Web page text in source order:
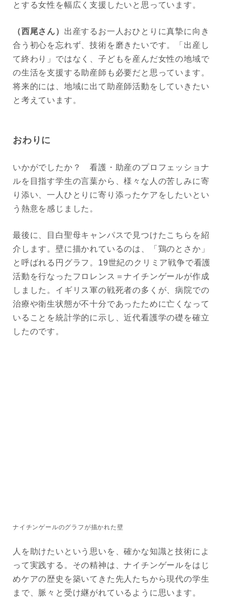
とする女性を幅広く支援したいと思っています。
（西尾さん） 出産するお一人おひとりに真摯に向き
合う初心を忘れず、技術を磨きたいです。「出産し
て終わり」ではなく、子どもを産んだ女性の地域で
の生活を支援する助産師も必要だと思っています。
将来的には、地域に出て助産師活動をしていきたい
と考えています。
おわりに
いかがでしたか？ 看護・助産のプロフェッショナ
ルを目指す学生の言葉から、様々な人の苦しみに寄
り添い、一人ひとりに寄り添ったケアをしたいとい
う熱意を感じました。
最後に、目白聖母キャンパスで見つけたこちらを紹
介します。壁に描かれているのは、「鶏のとさか」
と呼ばれる円グラフ。19世紀のクリミア戦争で看護
活動を行なったフロレンス＝ナイチンゲールが作成
しました。イギリス軍の戦死者の多くが、病院での
治療や衛生状態が不十分であったために亡くなって
いることを統計学的に示し、近代看護学の礎を確立
したのです。
ナイチンゲールのグラフが描かれた壁
人を助けたいという思いを、確かな知識と技術によ
って実践する。その精神は、ナイチンゲールをはじ
めケアの歴史を築いてきた先人たちから現代の学生
まで、脈々と受け継がれているように思います。